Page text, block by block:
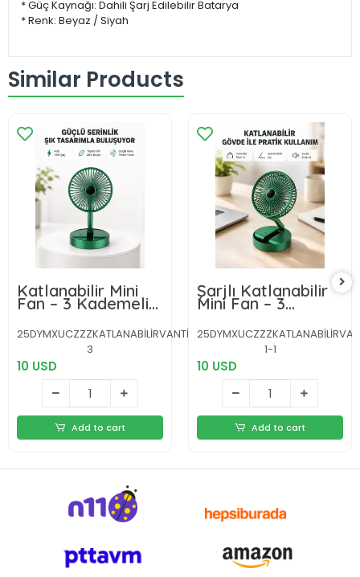
* Güç Kaynağı: Dahili Şarj Edilebilir Batarya
* Renk: Beyaz / Siyah
Similar Products
Katlanabilir Mini
Fan – 3 Kademeli
Soğutma, Şarjlı
25DYMXUCZZZKATLANABİLİRVANTİLATÖR-
3
10 USD
Add to cart
Şarjlı Katlanabilir
Mini Fan – 3
Kademe Hız Ayarı,
Taşınabilir Tasarım
1-1
10 USD
Add to cart